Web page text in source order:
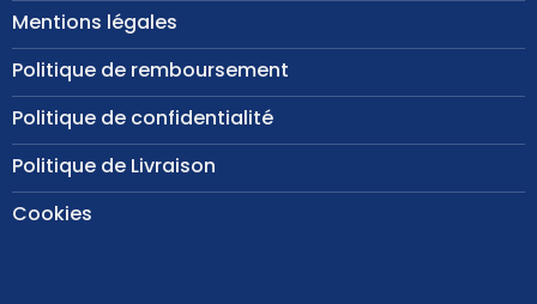
Mentions légales
Politique de remboursement
Politique de confidentialité
Politique de Livraison
Cookies